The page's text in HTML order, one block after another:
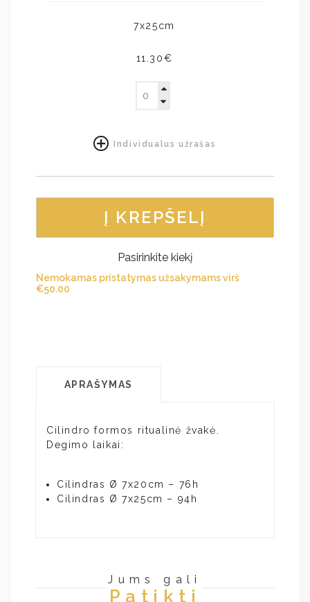
7x25cm
11.30€
Individualus užrašas
Į KREPŠELĮ
Nemokamas pristatymas užsakymams virš
€50.00
Pasirinkite kiekį
APRAŠYMAS
Cilindro formos ritualinė žvakė.
Degimo laikai:
Cilindras Ø 7x20cm – 76h
Cilindras Ø 7x25cm – 94h
Jums gali
Patikti